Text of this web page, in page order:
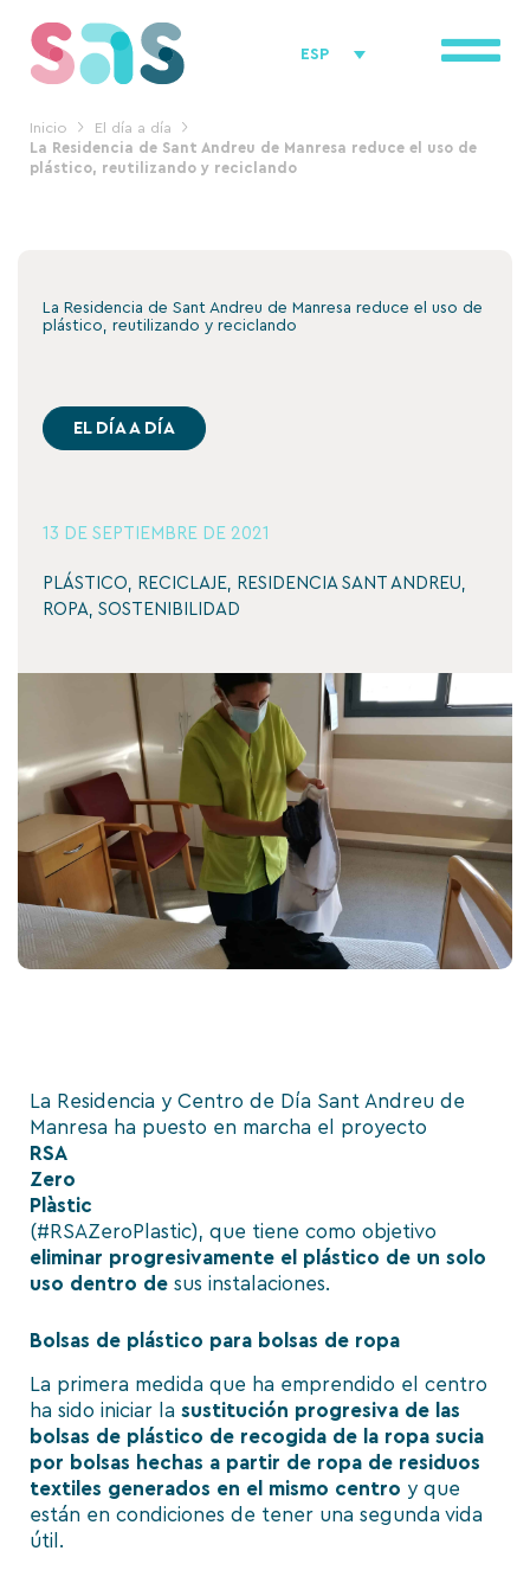
contenido
ESP
Inicio
El día a día
La Residencia de Sant Andreu de Manresa reduce el uso de
plástico, reutilizando y reciclando
La Residencia de Sant Andreu de Manresa reduce el uso de
plástico, reutilizando y reciclando
EL DÍA A DÍA
13 DE SEPTIEMBRE DE 2021
PLÁSTICO RECICLAJE RESIDENCIA SANT ANDREU
ROPA SOSTENIBILIDAD
La Residencia y Centro de Día Sant Andreu de
Manresa ha puesto en marcha el proyecto
RSA
Zero
Plàstic
(# RSAZeroPlastic), que tiene como objetivo
eliminar progresivamente el plástico de un solo
uso dentro de sus instalaciones.
Bolsas de plástico para bolsas de ropa
La primera medida que ha emprendido el centro
ha sido iniciar la sustitución progresiva de las
bolsas de plástico de recogida de la ropa sucia
por bolsas hechas a partir de ropa de residuos
textiles generados en el mismo centro y que
están en condiciones de tener una segunda vida
útil.